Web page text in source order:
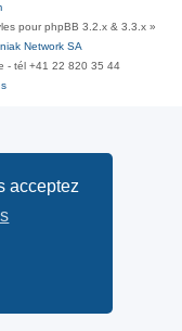
acceptez
pour phpBB 3.2.x & 3.3.x »
Network SA
- tél +41 22 820 35 44